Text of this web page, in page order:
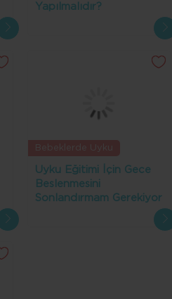
Yapılmalıdır?
Uyku Eğitimi İçin Gece
Beslenmesini
Sonlandırmam Gerekiyor